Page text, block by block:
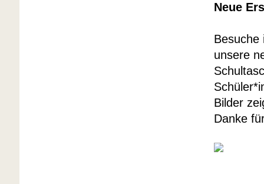
Neue
Besuche
unsere
Bilder
Danke